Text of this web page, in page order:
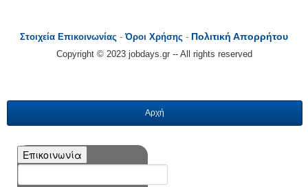
Στοιχεία Επικοινωνίας -Όροι Χρήσης - Πολιτική Απορρήτου
Copyright © 2023 jobdays.gr -- All rights reserved
Αρχή